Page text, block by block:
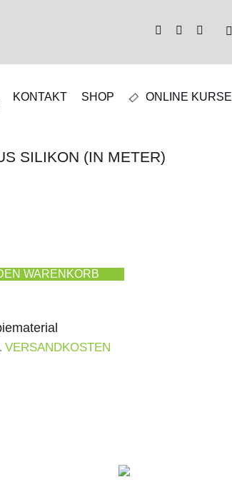
KONTAKT SHOP ONLINE KURSE
SILIKON (IN METER)
WARENKORB
VERSANDKOSTEN